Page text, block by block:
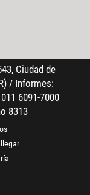
Ciudad de
/ Informes:
6091-7000
8313